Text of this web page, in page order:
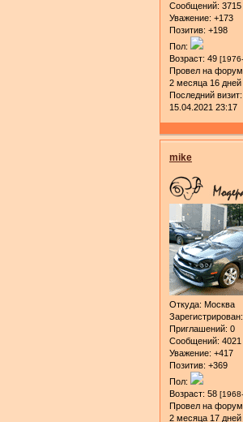
Сообщений: 3715
Уважение: +173
Позитив: +198
Пол:
Возраст: 49
Провел на
2 месяца 16 дней
Последний визит:
15.04.2021 23:17
mike
Откуда: Москва
Зарегистрирован
Приглашений: 0
Сообщений: 4021
Уважение: +417
Позитив: +369
Пол:
Возраст: 58
Провел на
2 месяца 17 дней